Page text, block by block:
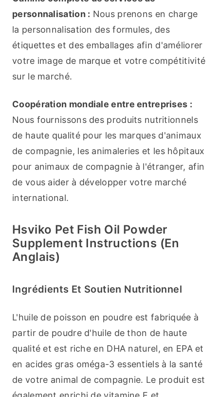
personnalisation : Nous prenons en charge
la personnalisation des formules, des
étiquettes et des emballages afin d'améliorer
votre image de marque et votre compétitivité
sur le marché.
Coopération mondiale entre entreprises :
Nous fournissons des produits nutritionnels
de haute qualité pour les marques d'animaux
de compagnie, les animaleries et les hôpitaux
pour animaux de compagnie à l'étranger, afin
de vous aider à développer votre marché
international.
Hsviko Pet Fish Oil Powder
Supplement Instructions (en
Anglais)
Ingrédients Et Soutien Nutritionnel
L'huile de poisson en poudre est fabriquée à
partir de poudre d'huile de thon de haute
qualité et est riche en DHA naturel, en EPA et
en acides gras oméga-3 essentiels à la santé
de votre animal de compagnie. Le produit est